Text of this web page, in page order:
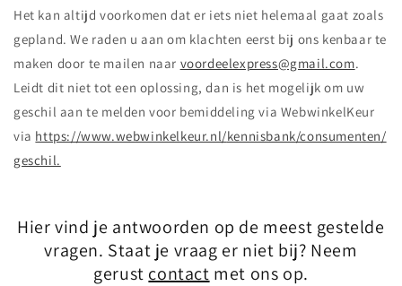
Het kan altijd voorkomen dat er iets niet helemaal gaat zoals
gepland. We raden u aan om klachten eerst bij ons kenbaar te
maken door te mailen naar voordeelexpress@gmail.com.
Leidt dit niet tot een oplossing, dan is het mogelijk om uw
geschil aan te melden voor bemiddeling via WebwinkelKeur
via https://www.webwinkelkeur.nl/kennisbank/consumenten/
geschil.
Hier vind je antwoorden op de meest gestelde
vragen. Staat je vraag er niet bij? Neem
gerust contact met ons op.